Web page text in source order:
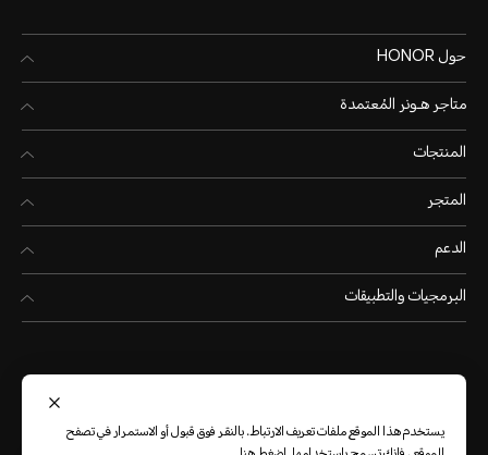
حول HONOR
متاجر هـونر المُعتمدة
المنتجات
المتجر
الدعم
البرمجيات والتطبيقات
المملكة العربية السعودية (العربية)
يستخدم هذا الموقع ملفات تعريف الارتباط. بالنقر فوق قبول أو الاستمرار في تصفح